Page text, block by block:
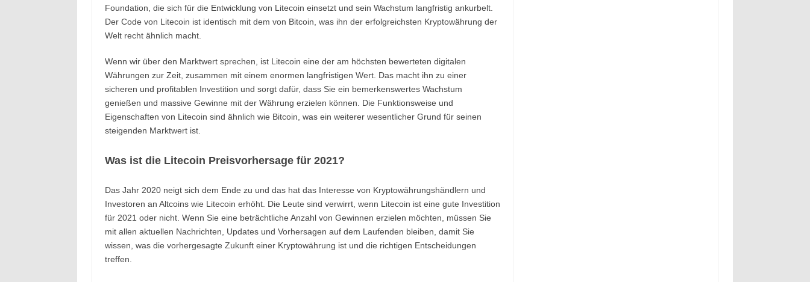
Foundation, die sich für die Entwicklung von Litecoin einsetzt und sein Wachstum langfristig ankurbelt.
Der Code von Litecoin ist identisch mit dem von Bitcoin, was ihn der erfolgreichsten Kryptowährung der
Welt recht ähnlich macht.
Wenn wir über den Marktwert sprechen, ist Litecoin eine der am höchsten bewerteten digitalen
Währungen zur Zeit, zusammen mit einem enormen langfristigen Wert. Das macht ihn zu einer
sicheren und profitablen Investition und sorgt dafür, dass Sie ein bemerkenswertes Wachstum
genießen und massive Gewinne mit der Währung erzielen können. Die Funktionsweise und
Eigenschaften von Litecoin sind ähnlich wie Bitcoin, was ein weiterer wesentlicher Grund für seinen
steigenden Marktwert ist.
Was ist die Litecoin Preisvorhersage für 2021?
Das Jahr 2020 neigt sich dem Ende zu und das hat das Interesse von Kryptowährungshändlern und
Investoren an Altcoins wie Litecoin erhöht. Die Leute sind verwirrt, wenn Litecoin ist eine gute Investition
für 2021 oder nicht. Wenn Sie eine beträchtliche Anzahl von Gewinnen erzielen möchten, müssen Sie
mit allen aktuellen Nachrichten, Updates und Vorhersagen auf dem Laufenden bleiben, damit Sie
wissen, was die vorhergesagte Zukunft einer Kryptowährung ist und die richtigen Entscheidungen
treffen.